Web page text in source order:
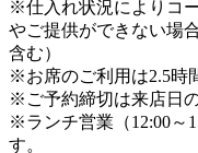
※仕入れ状況によりコ
やご提供ができない場
含む）
※お席のご利用は2.5時
※ご予約締切は来店日の
※ランチ営業（12:00～
す。